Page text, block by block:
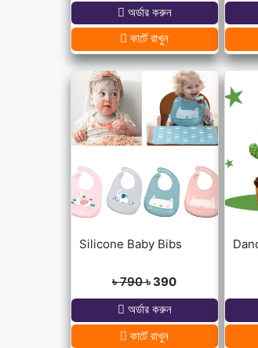
অর্ডার করুন
কার্টে রাখুন
Silicone Baby Bibs
৳ 790৳ 390
অর্ডার করুন
কার্টে রাখুন